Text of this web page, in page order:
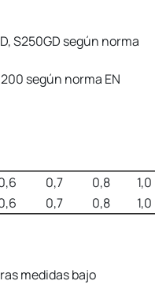
S250GD según norma
según norma EN
0,7 0,8
1,0
0,7 0,8 1,0
medidas bajo